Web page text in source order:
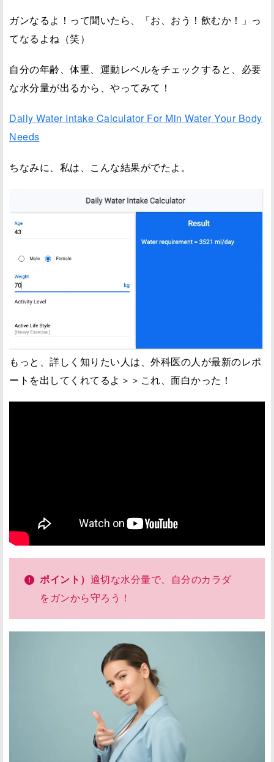
ガンなるよ！って聞いたら、「お、おう！飲むか！」っ
てなるよね（笑）
自分の年齢、体重、運動レベルをチェックすると、必要
な水分量が出るから、やってみて！
Daily Water Intake Calculator For Min Water Your Body
Needs
ちなみに、私は、こんな結果がでたよ。
もっと、詳しく知りたい人は、外科医の人が最新のレポ
ートを出してくれてるよ＞＞これ、面白かった！
ポイント） 適切な水分量で、自分のカラダ
をガンから守ろう！